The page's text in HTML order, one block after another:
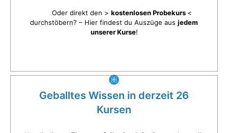
Oder direkt den > kostenlosen Probekurs <
durchstöbern? – Hier findest du Auszüge aus jedem
unserer Kurse!
Geballtes Wissen in derzeit 26
Kursen